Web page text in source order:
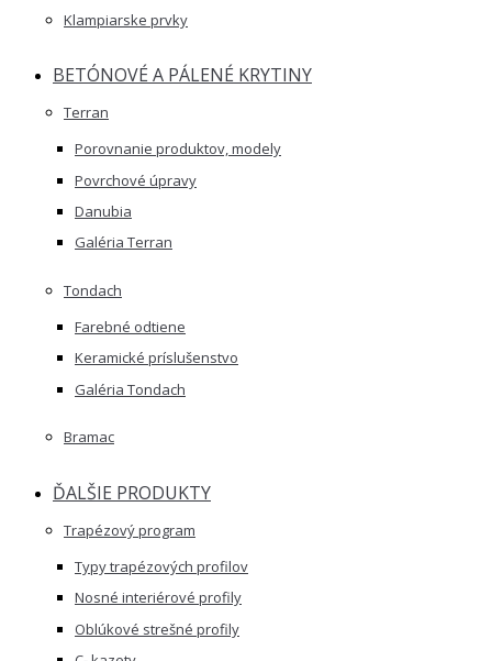
Klampiarske prvky
BETÓNOVÉ A PÁLENÉ KRYTINY
Terran
Porovnanie produktov, modely
Povrchové úpravy
Danubia
Galéria Terran
Tondach
Farebné odtiene
Keramické príslušenstvo
Galéria Tondach
Bramac
ĎALŠIE PRODUKTY
Trapézový program
Typy trapézových profilov
Nosné interiérové profily
Oblúkové strešné profily